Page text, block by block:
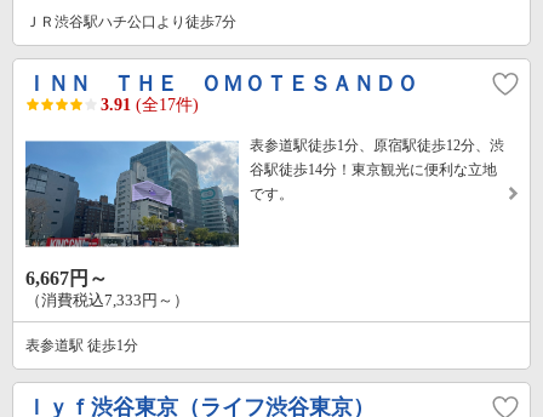
ＪＲ渋谷駅ハチ公口より徒歩7分
ＩＮＮ ＴＨＥ ＯＭＯＴＥＳＡＮＤＯ
3.91 (全17件)
表参道駅徒歩1分、原宿駅徒歩12分、渋
谷駅徒歩14分！東京観光に便利な立地
です。
6,667円～
（消費税込7,333円～）
表参道駅 徒歩1分
ｌｙｆ渋谷東京（ライフ渋谷東京）